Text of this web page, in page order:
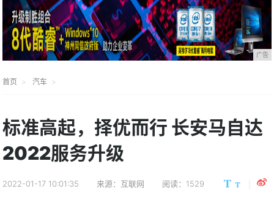
广告
首页 汽车
标准高起，择优而行 长安马自达
2022服务升级
2022-01-17 10:01:35 来源：互联网 阅读：1529